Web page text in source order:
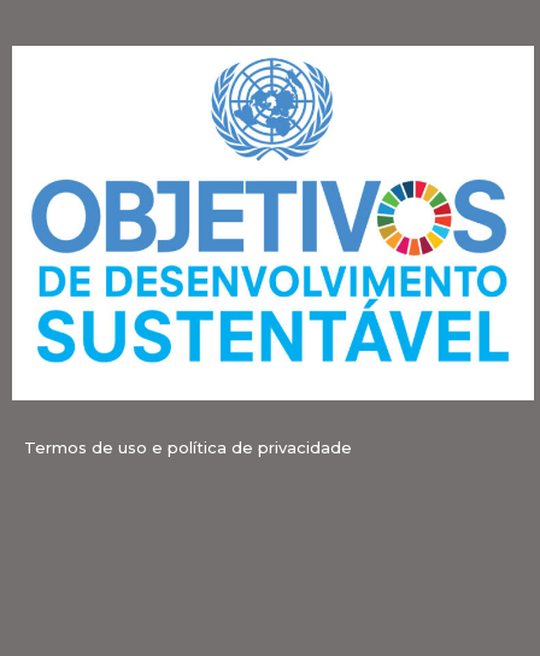
Termos de uso e política de privacidade